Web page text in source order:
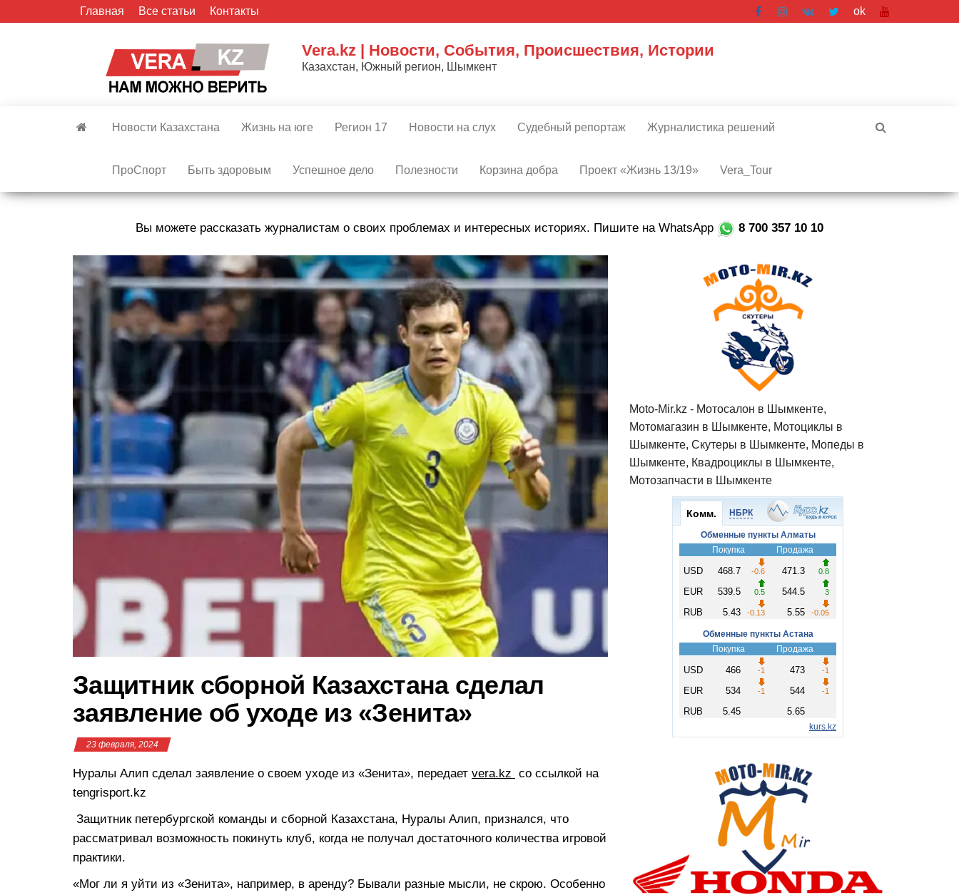
Главная Все статьи Контакты ok
Vera.kz | Новости, События, Происшествия, Истории
Казахстан, Южный регион, Шымкент
Новости Казахстана Жизнь на юге Регион 17 Новости на слух Судебный репортаж Журналистика решений
ПроСпорт Быть здоровым Успешное дело Полезности Корзина добра Проект «Жизнь 13/19» Vera_Tour
Вы можете рассказать журналистам о своих проблемах и интересных историях. Пишите на WhatsApp 8 700 357 10 10
Защитник сборной Казахстана сделал
заявление об уходе из «Зенита»
23 февраля, 2024
Нуралы Алип сделал заявление о своем уходе из «Зенита», передает vera.kz со ссылкой на
tengrisport.kz
Защитник петербургской команды и сборной Казахстана, Нуралы Алип, признался, что
рассматривал возможность покинуть клуб, когда не получал достаточного количества игровой
практики.
«Мог ли я уйти из «Зенита», например, в аренду? Бывали разные мысли, не скрою. Особенно
Moto-Mir.kz - Мотосалон в Шымкенте,
Мотомагазин в Шымкенте, Мотоциклы в
Шымкенте, Скутеры в Шымкенте, Мопеды в
Шымкенте, Квадроциклы в Шымкенте,
Мотозапчасти в Шымкенте